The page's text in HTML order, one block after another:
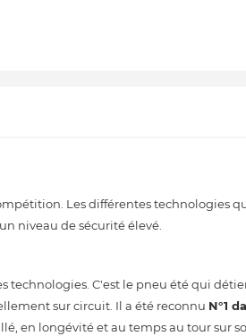
Les différentes technologies
niveau de sécurité élevé.
technologies. C'est le pneu été qui
sur circuit. Il a été reconnu N°1
en longévité et au temps au tour sur